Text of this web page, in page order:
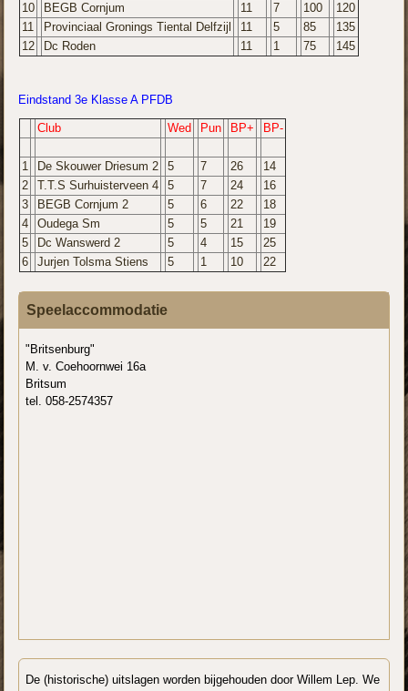
10
BEGB Cornjum 11 7 100
120
11
Provinciaal Gronings Tiental Delfzijl 11 5 85
135
12
Dc Roden 11 1 75 145
Eindstand 3e Klasse A PFDB
Club Wed Pun BP+ BP-
1 De Skouwer Driesum 2 5 7 26
14
2
T.T.S Surhuisterveen 4 5 7 24
16
3
BEGB Cornjum 2 5 6 22
18
4
Oudega Sm 5 5 21
19
5
Dc Wanswerd 2 5 4 15
25
6
Jurjen Tolsma Stiens 5 1 10 22
Speelaccommodatie
"Britsenburg"
M. v. Coehoornwei 16a
Britsum
tel. 058-2574357
De (historische) uitslagen worden bijgehouden door Willem Lep. We